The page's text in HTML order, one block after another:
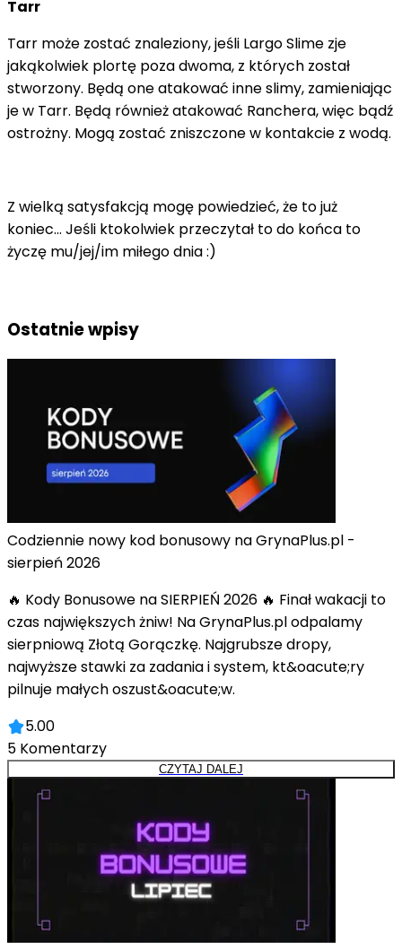
Tarr
Tarr może zostać znaleziony, jeśli Largo Slime zje
jakąkolwiek plortę poza dwoma, z których został
stworzony. Będą one atakować inne slimy, zamieniając
je w Tarr. Będą również atakować Ranchera, więc bądź
ostrożny. Mogą zostać zniszczone w kontakcie z wodą.
Z wielką satysfakcją mogę powiedzieć, że to już
koniec... Jeśli ktokolwiek przeczytał to do końca to
życzę mu/jej/im miłego dnia :)
Ostatnie wpisy
Codziennie nowy kod bonusowy na GrynaPlus.pl -
sierpień 2026
🔥 Kody Bonusowe na SIERPIEŃ 2026 🔥 Finał wakacji to
czas największych żniw! Na GrynaPlus.pl odpalamy
sierpniową Złotą Gorączkę. Najgrubsze dropy,
najwyższe stawki za zadania i system, kt&oacute;ry
pilnuje małych oszust&oacute;w.
5.00
5 Komentarzy
CZYTAJ DALEJ